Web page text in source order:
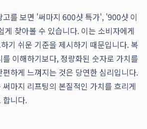
고를 보면 '써마지 600샷 특가', '900샷 이
게 찾아볼 수 있습니다. 이는 소비자에게
기 쉬운 기준을 제시하기 때문입니다. 복
이해하기보다, 정량화된 숫자로 가치를
하게 느껴지는 것은 당연한 심리입니다.
마지 리프팅의 본질적인 가치를 흐리게
합니다.